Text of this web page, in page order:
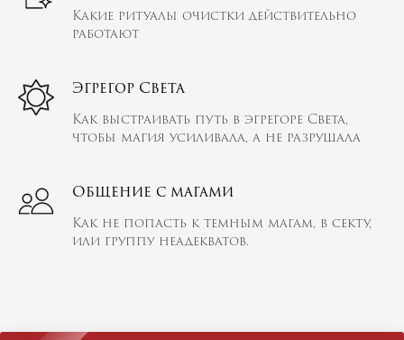
Какие ритуалы очистки действительно
работают
Эгрегор Света
Как выстраивать путь в эгрегоре Света,
чтобы магия усиливала, а не разрушала
Общение с магами
Как не попасть к темным магам, в секту,
или группу неадекватов.